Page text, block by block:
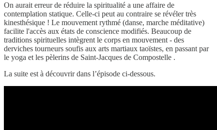
On aurait erreur de réduire la spiritualité a une affaire de
contemplation statique. Celle-ci peut au contraire se révéler très
kinesthésique ! Le mouvement rythmé (danse, marche méditative)
facilite l'accès aux états de conscience modifiés. Beaucoup de
traditions spirituelles intègrent le corps en mouvement - des
derviches tourneurs soufis aux arts martiaux taoïstes, en passant par
le yoga et les pèlerins de Saint-Jacques de Compostelle .
La suite est à découvrir dans l’épisode ci-dessous.